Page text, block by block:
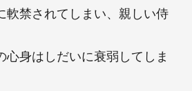
軟禁されてしまい、親しい侍
身はしだいに衰弱してしま